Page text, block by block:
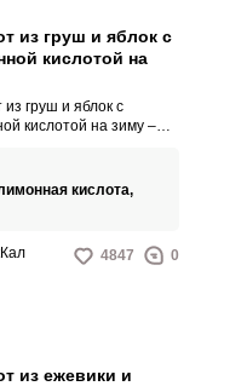
из груш и яблок с
кислотой на
из груш и яблок с
кислотой на зиму –
и богаты витаминами.
из этих фруктов чаще
компоты.
кислота,
4847 0
из ежевики и